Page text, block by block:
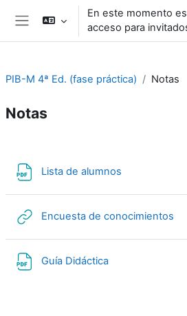
Salta al contenido principal
Panel lateral
En este momento
acceso para
PIB-M 4ª Ed. (fase práctica) Notas
Notas
Lista de alumnos
Encuesta de conocimientos
Guía Didáctica